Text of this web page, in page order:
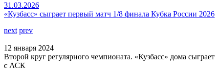
31.03.2026
«Кузбасс» сыграет первый матч 1/8 финала Кубка России 2026
next prev
12 января 2024
Второй круг регулярного чемпионата. «Кузбасс» дома сыграет
с АСК